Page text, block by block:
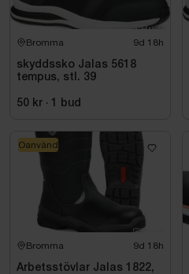
Bromma 9d 18h
skyddssko Jalas 5618
tempus, stl. 39
50 kr · 1 bud
Bromma 9d 18h
Arbetsstövlar Jalas 1822,
Oanvänd